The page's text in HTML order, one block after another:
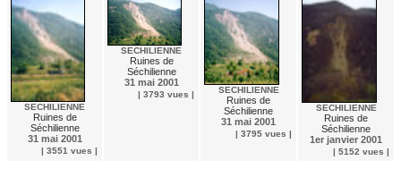
SECHILIENNE
Ruines de
Séchilienne
31 mai 2001
| 3551 vues |
SECHILIENNE
Ruines de
Séchilienne
31 mai 2001
| 3793 vues | SECHILIENNE
Ruines de
Séchilienne
31 mai 2001
| 3795 vues |
SECHILIENNE
Ruines de
Séchilienne
1er janvier 2001
| 5152 vues |